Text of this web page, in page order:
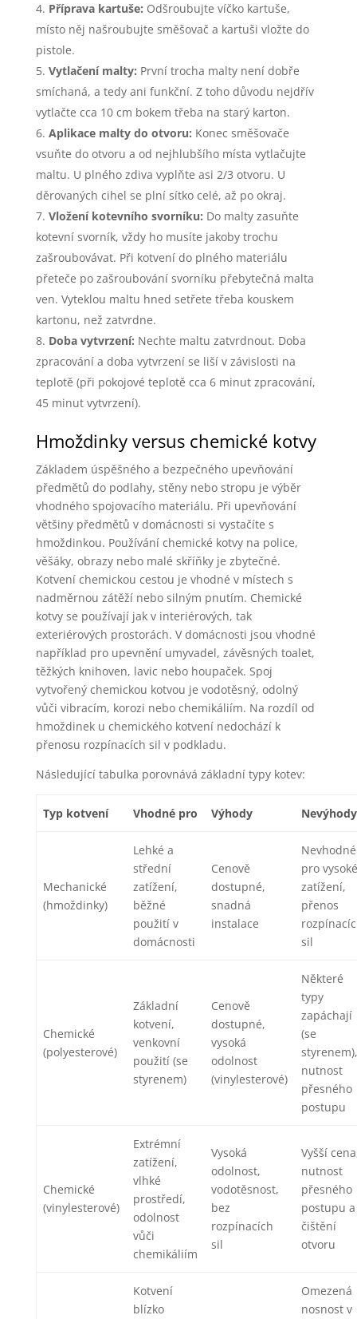
Příprava kartuše: Odšroubujte víčko kartuše,
místo něj našroubujte směšovač a kartuši vložte do
pistole.
Vytlačení malty: První trocha malty není dobře
smíchaná, a tedy ani funkční. Z toho důvodu nejdřív
vytlačte cca 10 cm bokem třeba na starý karton.
Aplikace malty do otvoru: Konec směšovače
vsuňte do otvoru a od nejhlubšího místa vytlačujte
maltu. U plného zdiva vyplňte asi 2/3 otvoru. U
děrovaných cihel se plní sítko celé, až po okraj.
Vložení kotevního svorníku: Do malty zasuňte
kotevní svorník, vždy ho musíte jakoby trochu
zašroubovávat. Při kotvení do plného materiálu
přeteče po zašroubování svorníku přebytečná malta
ven. Vyteklou maltu hned setřete třeba kouskem
kartonu, než zatvrdne.
Doba vytvrzení: Nechte maltu zatvrdnout. Doba
zpracování a doba vytvrzení se liší v závislosti na
teplotě (při pokojové teplotě cca 6 minut zpracování,
45 minut vytvrzení).
Hmoždinky versus chemické kotvy
Základem úspěšného a bezpečného upevňování
předmětů do podlahy, stěny nebo stropu je výběr
vhodného spojovacího materiálu. Při upevňování
většiny předmětů v domácnosti si vystačíte s
hmoždinkou. Používání chemické kotvy na police,
věšáky, obrazy nebo malé skříňky je zbytečné.
Kotvení chemickou cestou je vhodné v místech s
nadměrnou zátěží nebo silným pnutím. Chemické
kotvy se používají jak v interiérových, tak
exteriérových prostorách. V domácnosti jsou vhodné
například pro upevnění umyvadel, závěsných toalet,
těžkých knihoven, lavic nebo houpaček. Spoj
vytvořený chemickou kotvou je vodotěsný, odolný
vůči vibracím, korozi nebo chemikáliím. Na rozdíl od
hmoždinek u chemického kotvení nedochází k
přenosu rozpínacích sil v podkladu.
Následující tabulka porovnává základní typy kotev:
Typ kotvení Vhodné pro Výhody Nevýhody
Mechanické
(hmoždinky)
Lehké a
střední
zatížení,
běžné
použití v
domácnosti
Cenově
dostupné,
snadná
instalace
Nevhodné
pro vysoké
zatížení,
přenos
sil
Chemické
(polyesterové)
Základní
kotvení,
venkovní
použití (se
styrenem)
Cenově
dostupné,
vysoká
odolnost
(vinylesterové)
Některé
typy
zapáchají
(se
styrenem),
nutnost
přesného
postupu
Chemické
(vinylesterové)
Extrémní
zatížení,
vlhké
prostředí,
odolnost
vůči
chemikáliím
Vysoká
odolnost,
vodotěsnost,
bez
rozpínacích
sil
Vyšší
nutnost
přesného
postupu a
čištění
otvoru
Kotvení
blízko
Omezená
nosnost v